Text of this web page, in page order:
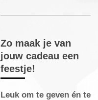
Zo maak je van
jouw cadeau een
feestje!
Leuk om te geven én te